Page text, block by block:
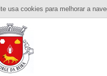
usa cookies para melhorar a